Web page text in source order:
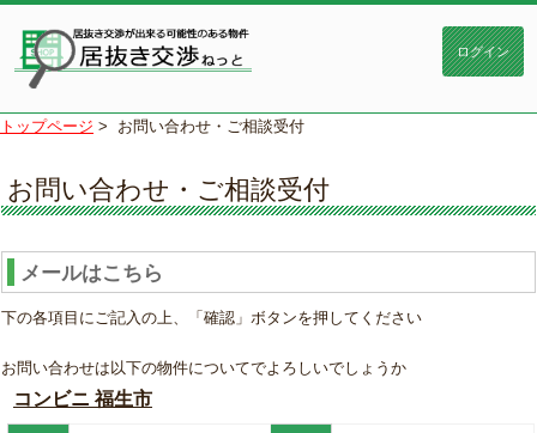
トップページ > お問い合わせ・ご相談受付
お問い合わせ・ご相談受付
メールはこちら
下の各項目にご記入の上、「確認」ボタンを押してください
お問い合わせは以下の物件についてでよろしいでしょうか
コンビニ 福生市